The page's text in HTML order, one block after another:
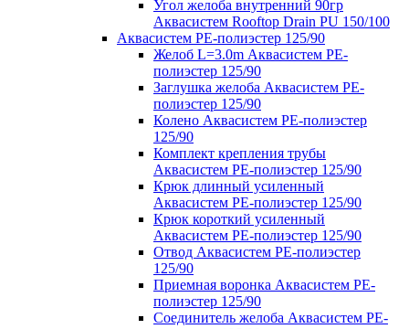
Угол желоба внутренний 90гр
Аквасистем Rooftop Drain PU 150/100
Аквасистем PE-полиэстер 125/90
Желоб L=3.0m Аквасистем PE-
полиэстер 125/90
Заглушка желоба Аквасистем PE-
полиэстер 125/90
Колено Аквасистем PE-полиэстер
125/90
Комплект крепления трубы
Аквасистем PE-полиэстер 125/90
Крюк длинный усиленный
Аквасистем PE-полиэстер 125/90
Крюк короткий усиленный
Аквасистем PE-полиэстер 125/90
Отвод Аквасистем РЕ-полиэстер
125/90
Приемная воронка Аквасистем PE-
полиэстер 125/90
Соединитель желоба Аквасистем PE-